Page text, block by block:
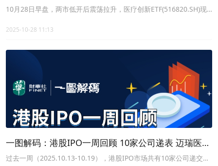
日“吸金”
10月28日早盘，两市低开后震荡拉升，医疗创新ETF(516820.SH)现
瑞医疗(300760)上涨1.06%。
2025-10-28 11:13
一图解码：港股IPO一周回顾 10家公司递表 迈瑞医疗
筹划港股上市
过去一周（2025.10.13-10.19），港股IPO市场共有10家公司递交上